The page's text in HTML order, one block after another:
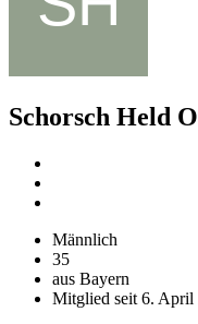
Schorsch Held
Männlich
35
aus Bayern
Mitglied seit 6. April